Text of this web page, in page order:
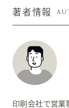
著者情報
印刷会社で営業